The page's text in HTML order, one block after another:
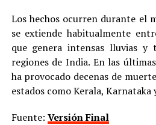
Los hechos ocurren durante el
se extiende habitualmente
que genera intensas lluvias y
regiones de India. En las
ha provocado decenas de
estados como Kerala, Karnataka
Fuente: Versión Final